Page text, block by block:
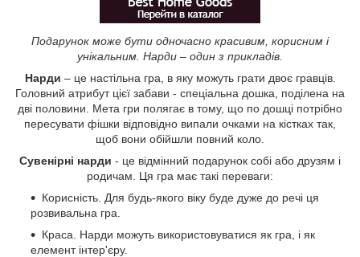
Подарунок може бути одночасно красивим, корисним і
унікальним. Нарди – один з прикладів.
Нарди – це настільна гра, в яку можуть грати двоє гравців.
Головний атрибут цієї забави - спеціальна дошка, поділена на
дві половини. Мета гри полягає в тому, що по дошці потрібно
пересувати фішки відповідно випали очками на кістках так,
щоб вони обійшли повний коло.
Сувенірні нарди - це відмінний подарунок собі або друзям і
родичам. Ця гра має такі переваги:
Корисність. Для будь-якого віку буде дуже до речі ця
розвивальна гра.
Краса. Нарди можуть використовуватися як гра, і як
елемент інтер'єру.